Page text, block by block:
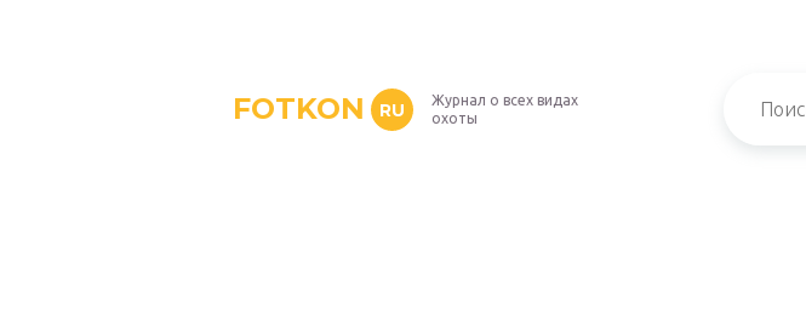
FOTKON RU
Журнал о всех видах
охоты